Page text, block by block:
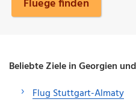
Fluege finden
Beliebte Ziele in Georgien
Flug Stuttgart-Almaty